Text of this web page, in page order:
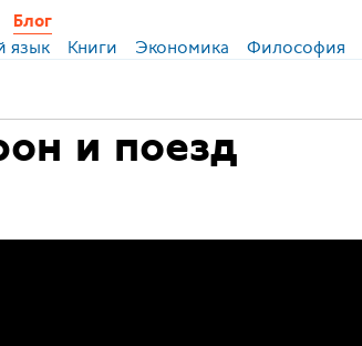
Блог
язык Книги Экономика Философия
и поезд